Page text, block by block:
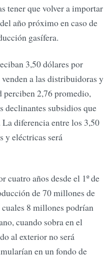
tener que volver a importar
año próximo en caso de
gasífera.
3,50 dólares por
a las distribuidoras y
perciben 2,76 promedio,
declinantes subsidios que
diferencia entre los 3,50
y eléctricas será
cuatro años desde el 1º de
de 70 millones de
8 millones podrían
cuando sobra en el
al exterior no será
en un fondo de